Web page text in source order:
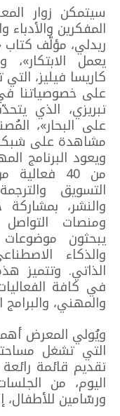
سيتمكن زوار
المفكرين والأدباء
ريدلي، مؤلّف كتاب
يعمل الابتكار»،
كاريسا فيليز،
على خصوصياتنا
تبريزي، الذي
مشاهدة على شبكة
ويعود البرنامج
من 40
التسويق
والنشر،
ومنصات التواصل
يبحثون
والذكاء
الذاتي. وتتميز
في كافة
والمهني، والبرامج
ويُولي المعرض
التي تشغل
تقديم قائمة
اليوم، من
ورسّامين